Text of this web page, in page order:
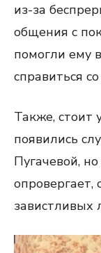
из-за
общения с
помогли ему
справиться
Также, стоит
появились
Пугачевой,
опровергает,
завистливых